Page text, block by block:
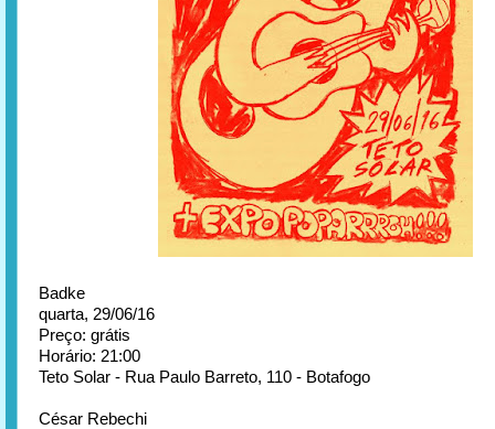
Badke
quarta, 29/06/16
Preço: grátis
Horário: 21:00
Teto Solar - Rua Paulo Barreto, 110 - Botafogo
César Rebechi